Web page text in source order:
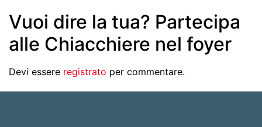
Vuoi dire la tua? Partecipa
alle Chiacchiere nel foyer
Devi essere registrato per commentare.